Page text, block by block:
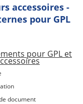
accessoires -
pour GPL
pour GPL et
document